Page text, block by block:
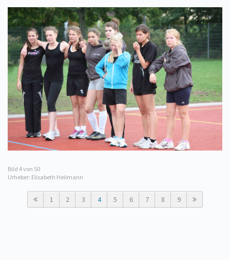
Bild 4von 50
Urheber: Elisabeth Heilmann
1 2 3 4 5 6 7 8 9